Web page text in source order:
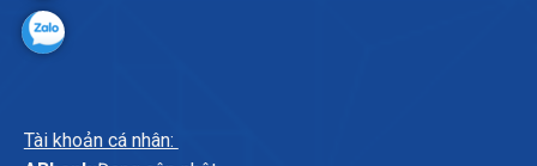
Tài khoản cá nhân: